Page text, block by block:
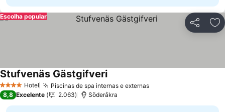
Partilhar
Escolha popular
4 EstrelasHotel Piscinas de spa internas e externas
Stufvenäs Gästgifveri
8,8 Excelente 2.063 Söderåkra